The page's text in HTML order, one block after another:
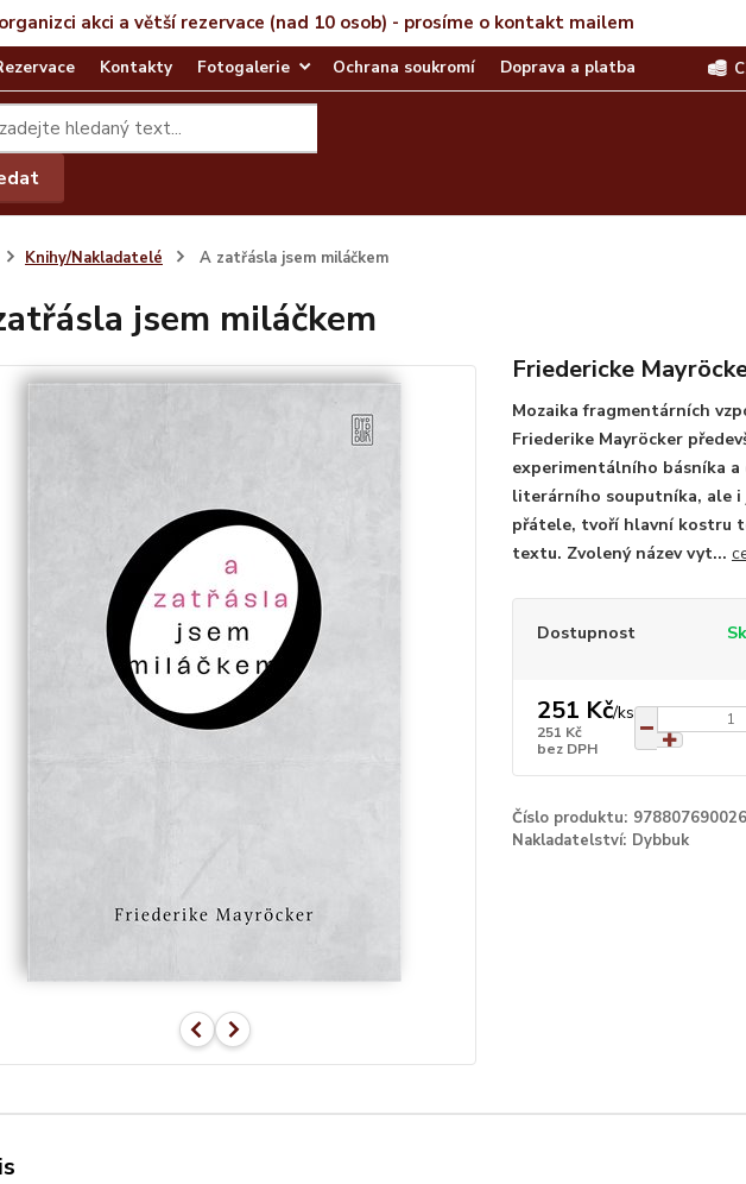
akci a větší rezervace (nad 10 osob) - prosíme o kontakt mailem
Kontakty Fotogalerie Ochrana soukromí Doprava a platba
Knihy/Nakladatelé A zatřásla jsem miláčkem
jsem miláčkem
Friedericke
Mozaika fragmentárních
Friederike Mayröcker
experimentálního básníka
literárního souputníka, ale i
přátele, tvoří hlavní kostru
textu. Zvolený název vyt...
Dostupnost
251 Kč/ks
251 Kč
bez DPH
Číslo produktu:
Nakladatelství: Dybbuk